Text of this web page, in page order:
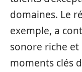
domaines. Le
exemple, a
sonore riche et
moments clés